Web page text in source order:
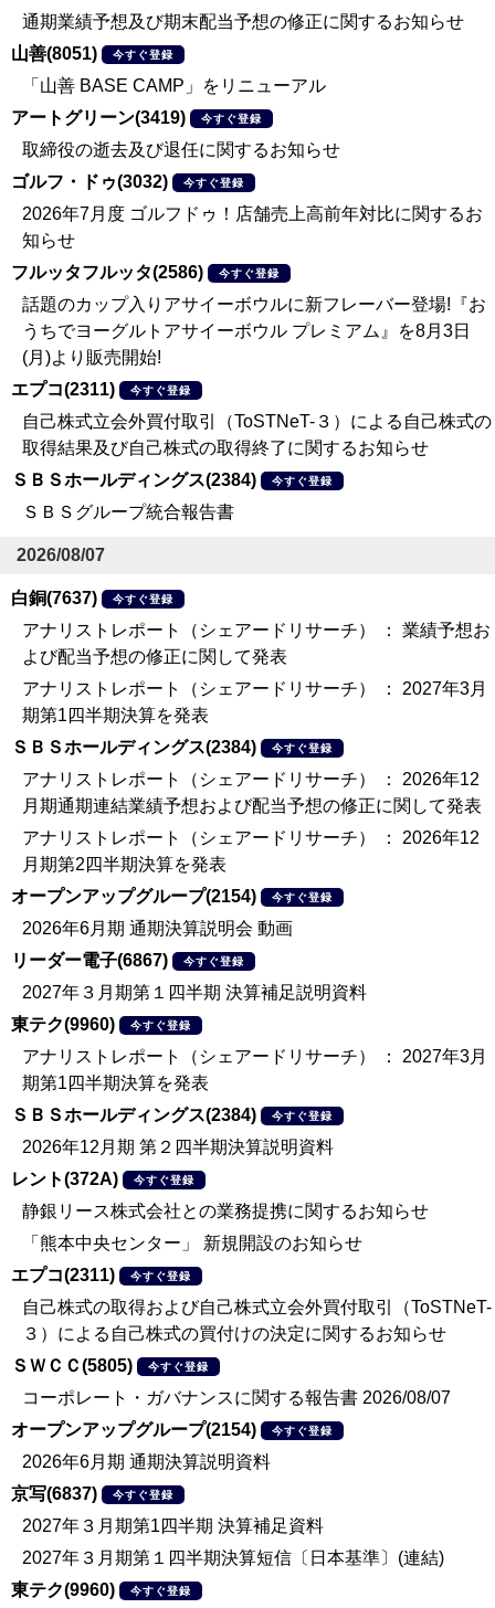
通期業績予想及び期末配当予想の修正に関するお知らせ
山善(8051)
今すぐ登録
「山善 BASE CAMP」をリニューアル
アートグリーン(3419)
今すぐ登録
取締役の逝去及び退任に関するお知らせ
ゴルフ・ドゥ(3032)
今すぐ登録
2026年7月度 ゴルフドゥ！店舗売上高前年対比に関するお
知らせ
フルッタフルッタ(2586)
今すぐ登録
話題のカップ入りアサイーボウルに新フレーバー登場!『お
うちでヨーグルトアサイーボウル プレミアム』を8月3日
(月)より販売開始!
エプコ(2311)
今すぐ登録
自己株式立会外買付取引（ToSTNeT-３）による自己株式の
取得結果及び自己株式の取得終了に関するお知らせ
ＳＢＳホールディングス(2384)
今すぐ登録
ＳＢＳグループ統合報告書
2026/08/07
白銅(7637) 今すぐ登録
アナリストレポート（シェアードリサーチ） ： 業績予想お
よび配当予想の修正に関して発表
アナリストレポート（シェアードリサーチ） ： 2027年3月
期第1四半期決算を発表
ＳＢＳホールディングス(2384)
今すぐ登録
アナリストレポート（シェアードリサーチ） ： 2026年12
月期通期連結業績予想および配当予想の修正に関して発表
アナリストレポート（シェアードリサーチ） ： 2026年12
月期第2四半期決算を発表
オープンアップグループ(2154)
今すぐ登録
2026年6月期 通期決算説明会 動画
リーダー電子(6867)
今すぐ登録
2027年３月期第１四半期 決算補足説明資料
東テク(9960)
今すぐ登録
アナリストレポート（シェアードリサーチ） ： 2027年3月
期第1四半期決算を発表
ＳＢＳホールディングス(2384)
今すぐ登録
2026年12月期 第２四半期決算説明資料
レント(372A)
今すぐ登録
静銀リース株式会社との業務提携に関するお知らせ
「熊本中央センター」 新規開設のお知らせ
エプコ(2311)
今すぐ登録
自己株式の取得および自己株式立会外買付取引（ToSTNeT-
３）による自己株式の買付けの決定に関するお知らせ
ＳＷＣＣ(5805)
今すぐ登録
コーポレート・ガバナンスに関する報告書 2026/08/07
オープンアップグループ(2154)
今すぐ登録
2026年6月期 通期決算説明資料
京写(6837)
今すぐ登録
2027年３月期第1四半期 決算補足資料
2027年３月期第１四半期決算短信〔日本基準〕(連結)
東テク(9960)
今すぐ登録